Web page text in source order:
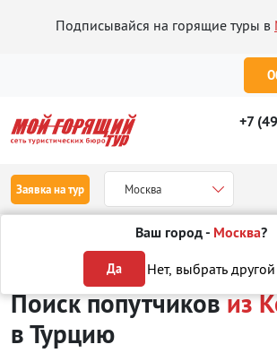
Подписывайся на горящие туры в
+7
Заявка на тур Москва
Ваш город - Москва?
Да Нет, выбрать
Поиск попутчиков из Кемерово
Поиск попутчиковиз
в Турцию